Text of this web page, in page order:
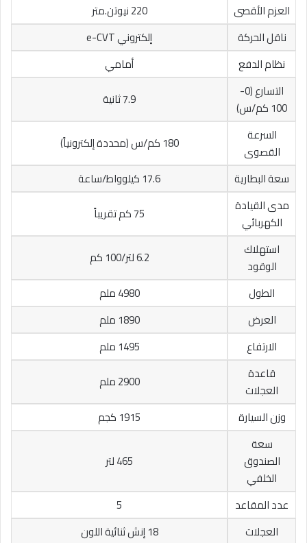
العزم الأقصى
220 نيوتن.متر
ناقل الحركة
إلكتروني e-CVT
نظام الدفع
أمامي
التسارع (0-
100 كم/س)
7.9 ثانية
السرعة
القصوى
180 كم/س (محددة إلكترونياً)
سعة البطارية
17.6 كيلوواط/ساعة
مدى القيادة
الكهربائي
75 كم تقريباً
استهلاك
الوقود
6.2 لتر/100 كم
الطول
4980 ملم
العرض
1890 ملم
الارتفاع
1495 ملم
قاعدة
العجلات
2900 ملم
وزن السيارة
1915 كجم
سعة
الصندوق
الخلفي
465 لتر
عدد المقاعد
5
العجلات
18 إنش ثنائية اللون